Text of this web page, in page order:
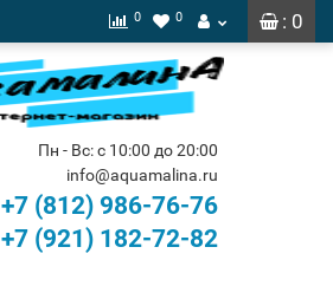
: 0
0 0
Пн - Вс: с 10:00 до 20:00
info@aquamalina.ru
+7 (812) 986-76-76
+7 (921) 182-72-82